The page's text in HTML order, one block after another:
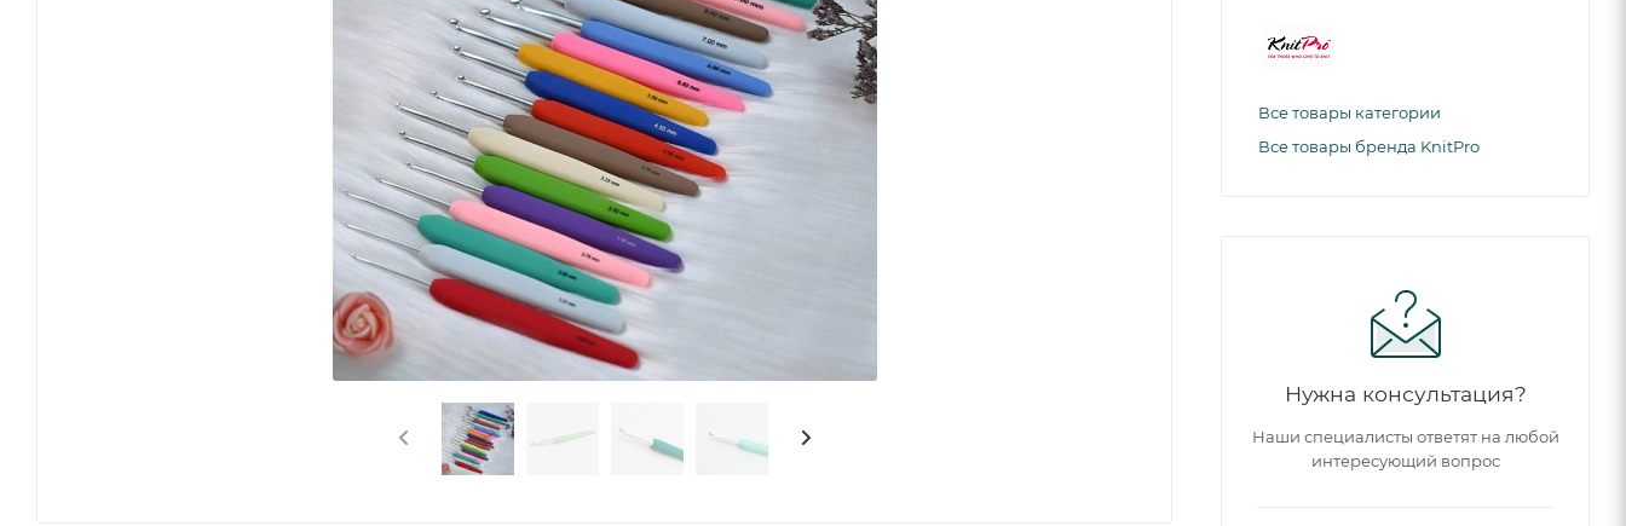
Все товары категории
Все товары бренда KnitPro
Нужна консультация?
Наши специалисты ответят на любой
интересующий вопрос